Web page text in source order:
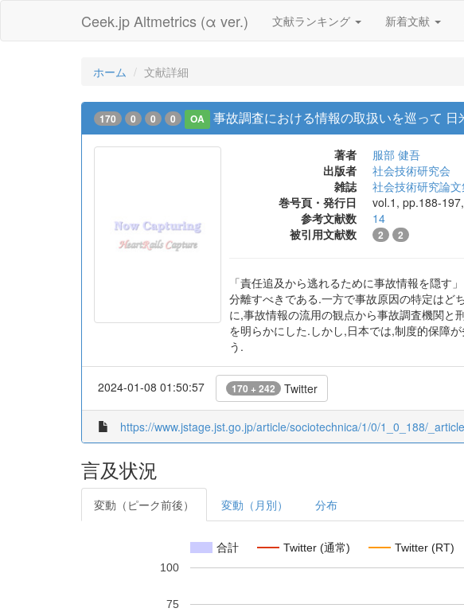
Ceek.jp Altmetrics (α ver.) 文献ランキング 新着文献
ホーム 文献詳細
170 0 0 0 OA 事故調査における情報の取扱いを巡って
著者
服部 健吾
出版者
社会技術研究会
雑誌
社会技術研究論
巻号頁・発行日
vol.1, pp.188-
参考文献数
14
被引用文献数
2 2
「責任追及から逃れるために事故情報を隠
分離すべきである.一方で事故原因の特定はど
に,事故情報の流用の観点から事故調査機関と
を明らかにした.しかし,日本では,制度的保障
う.
2024-01-08 01:50:57 170 + 242 Twitter
https://www.jstage.jst.go.jp/article/sociotechnica/1/0/1_0_188/
言及状況
変動（ピーク前後） 変動（月別） 分布
合計 Twitter (通常) Twitter (RT)
75
100